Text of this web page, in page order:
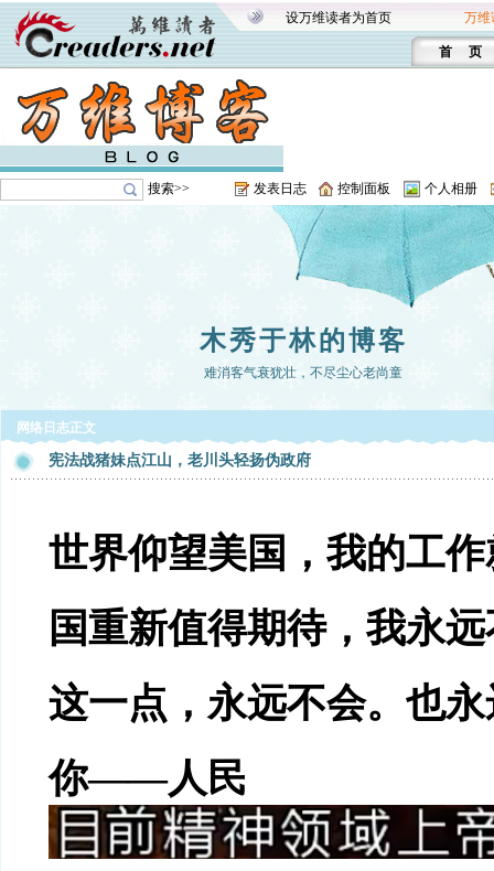
设万维读者为首页 万维
首 页
搜索>> 发表日志 控制面板 个人相册
木秀于林的博客
难消客气衰犹壮，不尽尘心老尚童
网络日志正文
宪法战猪妹点江山，老川头轻扬伪政府
世界仰望美国，我的工
国重新值得期待，我永
这一点，永远不会。也
你——人民